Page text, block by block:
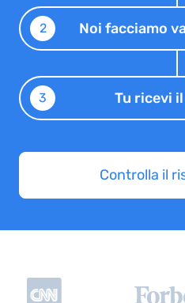
2 Noi facciamo
3 Tu ricevi
Controlla il